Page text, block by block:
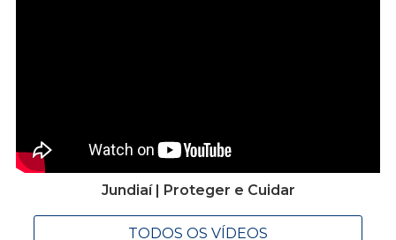
Jundiaí | Proteger e Cuidar
TODOS OS VÍDEOS